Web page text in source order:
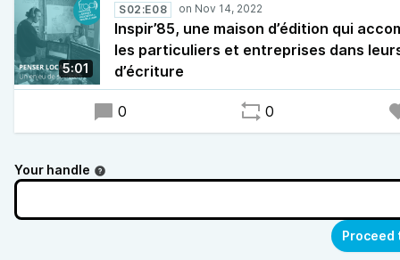
ouvrages faits sur-mesure. Gwenaëlle Nicolas de
Radio a rencontré Carole Poujade à la Roche-sur-Yon
discuter de ce projet.
5:01
S02:E08
Inspir’85, une maison d’édition qui
les particuliers et entreprises dans
d’écriture
0 0
Your handle